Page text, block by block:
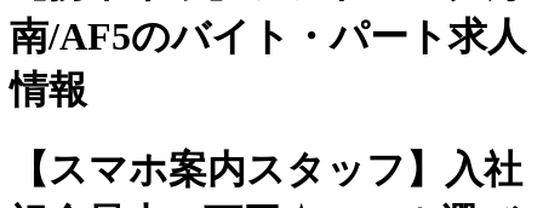
南/AF5のバイト・パート求人
情報
【スマホ案内スタッフ】入社